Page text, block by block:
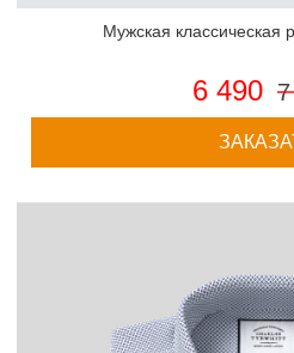
Мужская классическая
6 490